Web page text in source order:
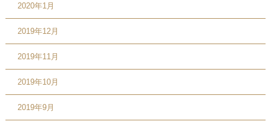
2020年1月
2019年12月
2019年11月
2019年10月
2019年9月